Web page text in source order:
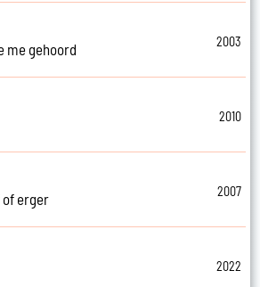
me gehoord
2003
2010
of erger
2007
2022